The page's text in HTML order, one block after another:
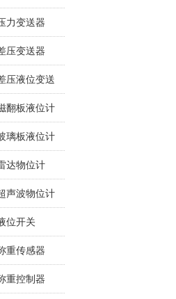
力变送器
压变送器
压液位变送
翻板液位计
璃板液位计
达物位计
声波物位计
位开关
重传感器
重控制器